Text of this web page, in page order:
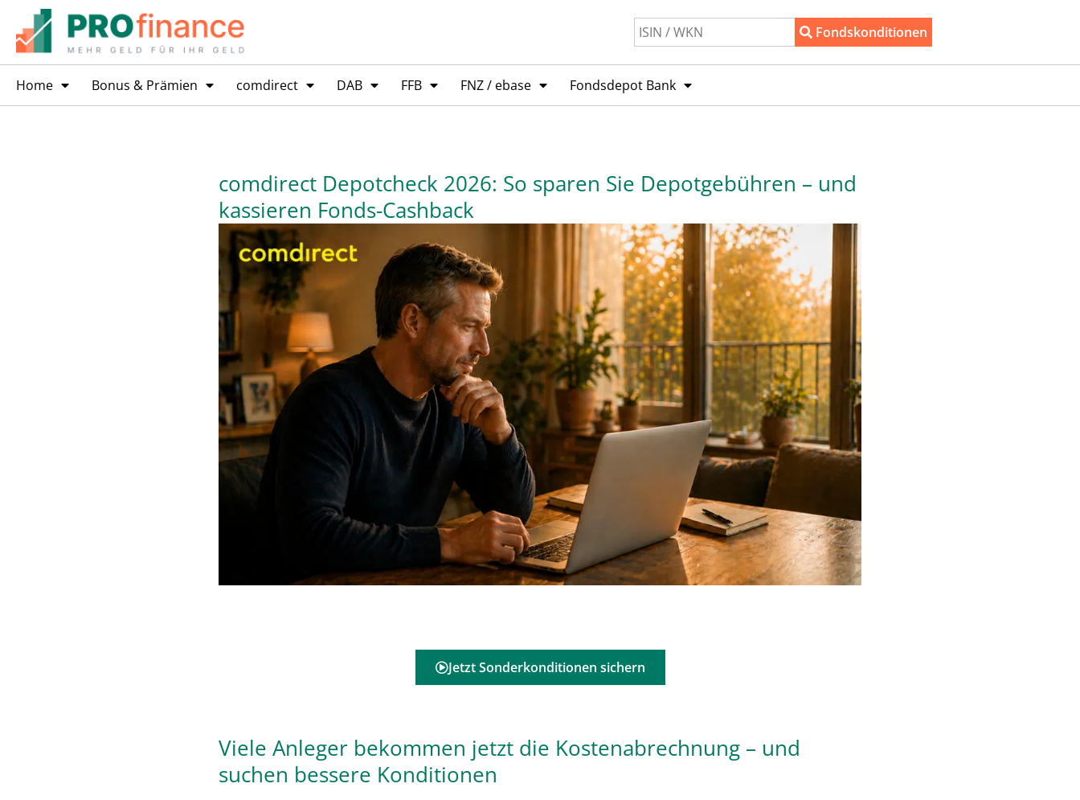
Fondskonditionen
Home Bonus & Prämien comdirect DAB FFB FNZ / ebase Fondsdepot Bank
comdirect Depotcheck 2026: So sparen Sie Depotgebühren – und
kassieren Fonds-Cashback
Jetzt Sonderkonditionen sichern
Viele Anleger bekommen jetzt die Kostenabrechnung – und
suchen bessere Konditionen